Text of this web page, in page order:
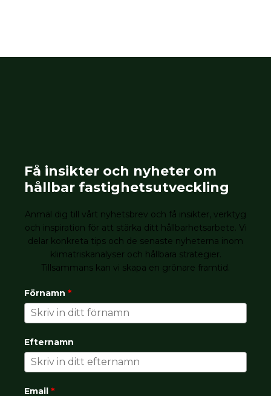
Få insikter och nyheter om
hållbar fastighetsutveckling
Anmäl dig till vårt nyhetsbrev och få insikter, verktyg
och inspiration för att stärka ditt hållbarhetsarbete. Vi
delar konkreta tips och de senaste nyheterna inom
klimatriskanalyser och hållbara strategier.
Tillsammans kan vi skapa en grönare framtid.
Förnamn *
Efternamn
Email *